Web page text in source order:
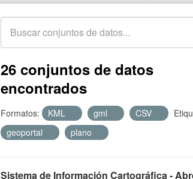
26 conjuntos de datos
encontrados
Formatos: KML gml CSV
geoportal
plano
Sistema de Información Cartográfica -